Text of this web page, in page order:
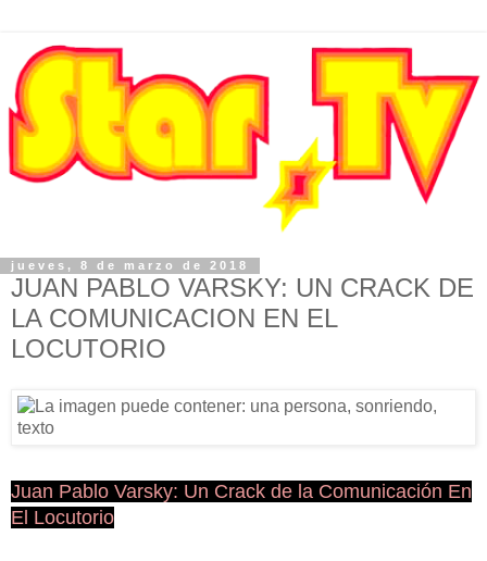
jueves, 8 de marzo de 2018
JUAN PABLO VARSKY: UN CRACK DE
LA COMUNICACION EN EL
LOCUTORIO
Juan Pablo Varsky: Un Crack de la Comunicación En
El Locutorio